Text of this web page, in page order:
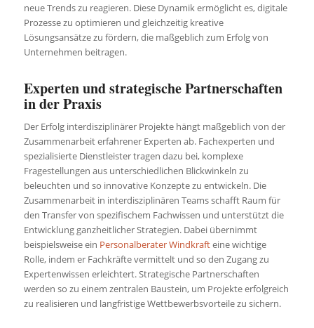
neue Trends zu reagieren. Diese Dynamik ermöglicht es, digitale
Prozesse zu optimieren und gleichzeitig kreative
Lösungsansätze zu fördern, die maßgeblich zum Erfolg von
Unternehmen beitragen.
Experten und strategische Partnerschaften
in der Praxis
Der Erfolg interdisziplinärer Projekte hängt maßgeblich von der
Zusammenarbeit erfahrener Experten ab. Fachexperten und
spezialisierte Dienstleister tragen dazu bei, komplexe
Fragestellungen aus unterschiedlichen Blickwinkeln zu
beleuchten und so innovative Konzepte zu entwickeln. Die
Zusammenarbeit in interdisziplinären Teams schafft Raum für
den Transfer von spezifischem Fachwissen und unterstützt die
Entwicklung ganzheitlicher Strategien. Dabei übernimmt
beispielsweise ein Personalberater Windkrafteine wichtige
Rolle, indem er Fachkräfte vermittelt und so den Zugang zu
Expertenwissen erleichtert. Strategische Partnerschaften
werden so zu einem zentralen Baustein, um Projekte erfolgreich
zu realisieren und langfristige Wettbewerbsvorteile zu sichern.